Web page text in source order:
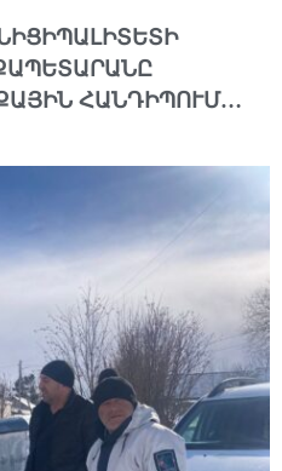
ՀԱՆԴԻՊՈՒՄ